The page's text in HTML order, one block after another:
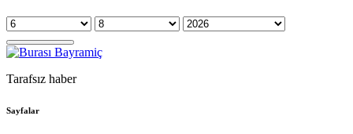
Tarafsız haber
Sayfalar